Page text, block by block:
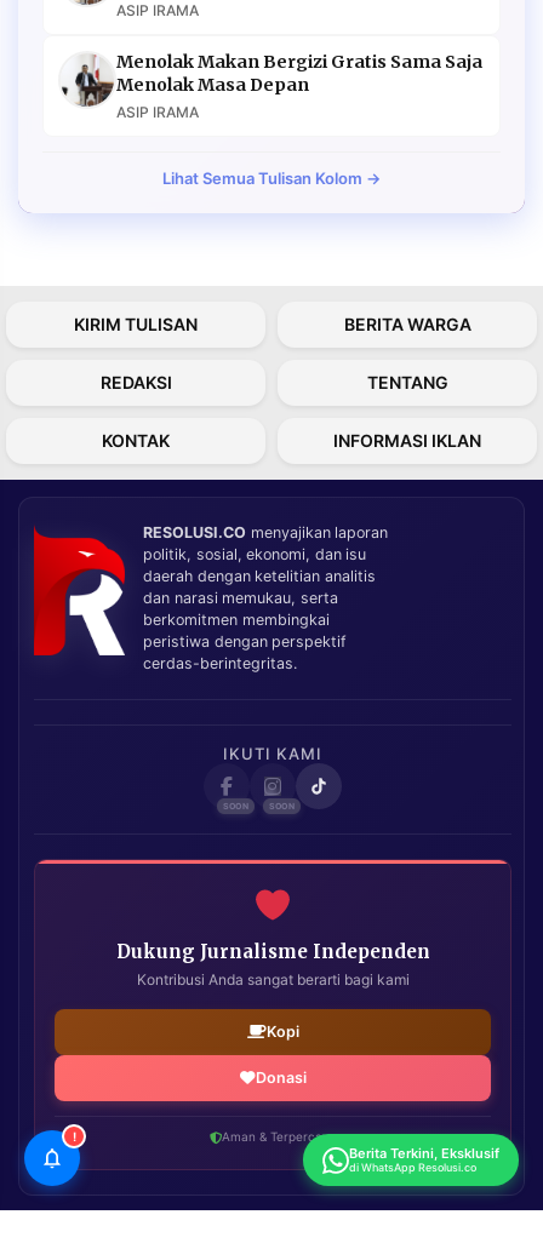
ASIP IRAMA
Menolak Makan Bergizi Gratis Sama Saja
Menolak Masa Depan
ASIP IRAMA
Lihat Semua Tulisan Kolom →
KIRIM TULISAN BERITA WARGA
REDAKSI TENTANG
KONTAK INFORMASI IKLAN
RESOLUSI.CO menyajikan laporan
politik, sosial, ekonomi, dan isu
daerah dengan ketelitian analitis
dan narasi memukau, serta
berkomitmen membingkai
peristiwa dengan perspektif
cerdas-berintegritas.
IKUTI KAMI
Dukung Jurnalisme Independen
Kontribusi Anda sangat berarti bagi kami
Kopi
Donasi
Aman & Terpercaya
!
Berita Terkini, Eksklusif
di WhatsApp Resolusi.co